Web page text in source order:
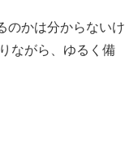
のかは分からないけ
ながら、ゆるく備